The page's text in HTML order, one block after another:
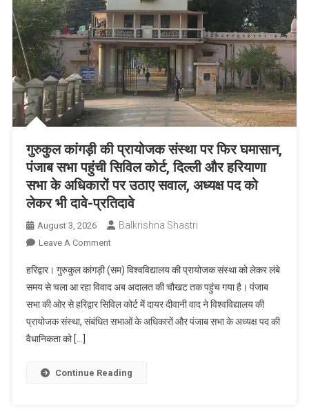
सिंह
सामंत
गुरुकुल कांगड़ी की प्रायोजक संस्था पर फिर घमासान,
पंजाब सभा पहुंची सिविल कोर्ट, दिल्ली और हरियाणा
सभा के अधिकारों पर उठाए सवाल, अध्यक्ष पद को
लेकर भी दावे-प्रतिदावे
August 3, 2026 Balkrishna Shastri
Leave A CommentOn
कांगड़ी
की
प्रायोजक
संस्था
घमासान,
हरिद्वार। गुरुकुल कांगड़ी (सम) विश्वविद्यालय की प्रायोजक संस्था को लेकर लंबे
समय से चला आ रहा विवाद अब अदालत की चौखट तक पहुंच गया है। पंजाब
सभा की ओर से हरिद्वार सिविल कोर्ट में दायर दीवानी वाद ने विश्वविद्यालय की
प्रायोजक संस्था, संबंधित सभाओं के अधिकारों और पंजाब सभा के अध्यक्ष पद की
वैधानिकता को […]
Continue Reading